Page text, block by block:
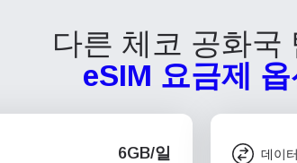
다른 체코 공화국
eSIM 요금제 옵
6GB/일 데이터